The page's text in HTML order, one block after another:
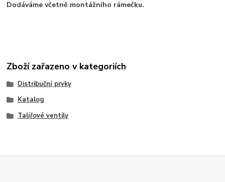
Dodáváme včetně montážního rámečku.
Zboží zařazeno v kategoriích
Distribuční prvky
Katalog
Talířové ventily